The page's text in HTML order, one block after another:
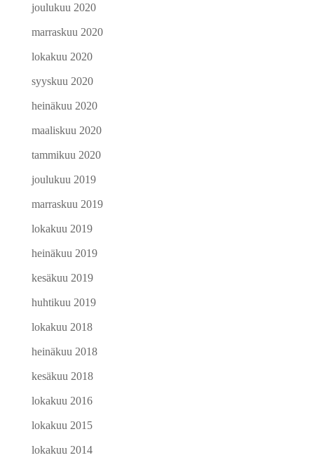
joulukuu 2020
marraskuu 2020
lokakuu 2020
syyskuu 2020
heinäkuu 2020
maaliskuu 2020
tammikuu 2020
joulukuu 2019
marraskuu 2019
lokakuu 2019
heinäkuu 2019
kesäkuu 2019
huhtikuu 2019
lokakuu 2018
heinäkuu 2018
kesäkuu 2018
lokakuu 2016
lokakuu 2015
lokakuu 2014